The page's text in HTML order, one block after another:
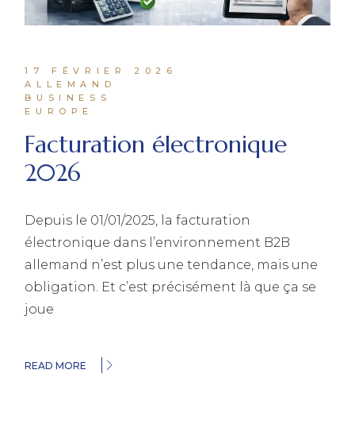
17 FÉVRIER 2026
ALLEMAND
BUSINESS
EUROPE
Facturation électronique
2026
Depuis le 01/01/2025, la facturation
électronique dans l’environnement B2B
allemand n’est plus une tendance, mais une
obligation. Et c’est précisément là que ça se
joue
READ MORE